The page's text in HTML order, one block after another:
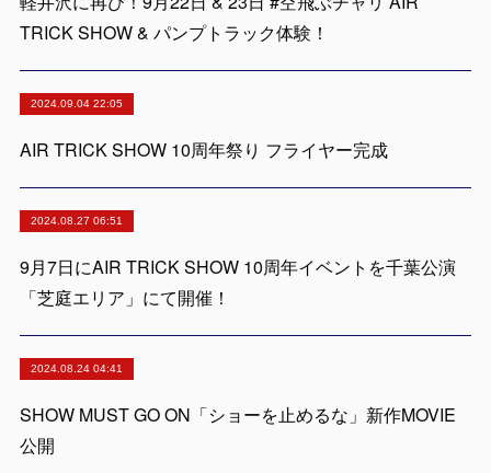
TRICK SHOW & パンプトラック体験！
2024.09.04 22:05
AIR TRICK SHOW 10周年祭り フライヤー完成
2024.08.27 06:51
9月7日にAIR TRICK SHOW 10周年イベントを千葉公演
「芝庭エリア」にて開催！
2024.08.24 04:41
SHOW MUST GO ON「ショーを止めるな」新作MOVIE
公開